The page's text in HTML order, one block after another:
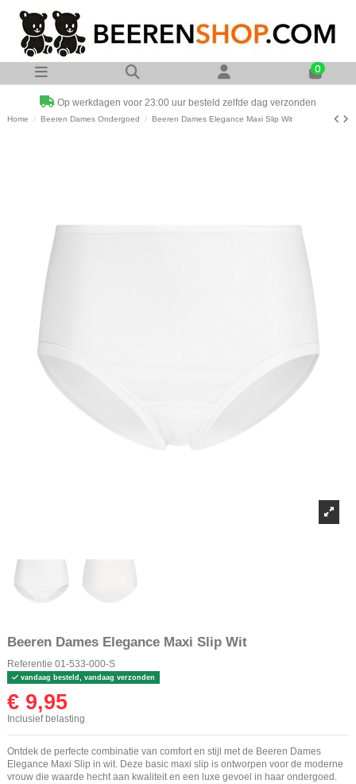
0
Op werkdagen voor 23:00 uur besteld zelfde dag verzonden
Home Beeren Dames Ondergoed Beeren Dames Elegance Maxi Slip Wit
Beeren Dames Elegance Maxi Slip Wit
Referentie 01-533-000-S
vandaag besteld, vandaag verzonden
€ 9,95
Inclusief belasting
Ontdek de perfecte combinatie van comfort en stijl met de Beeren Dames
Elegance Maxi Slip in wit. Deze basic maxi slip is ontworpen voor de moderne
vrouw die waarde hecht aan kwaliteit en een luxe gevoel in haar ondergoed.